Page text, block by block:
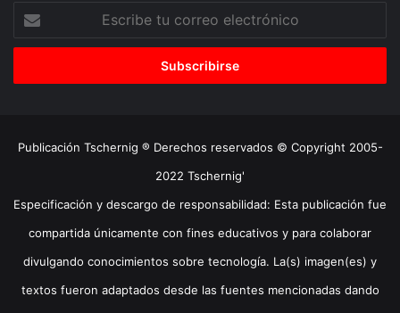
correo
Publicación Tschernig ® Derechos reservados © Copyright 2005-
2022 Tschernig'
Especificación y descargo de responsabilidad: Esta publicación fue
compartida únicamente con fines educativos y para colaborar
divulgando conocimientos sobre tecnología. La(s) imagen(es) y
textos fueron adaptados desde las fuentes mencionadas dando